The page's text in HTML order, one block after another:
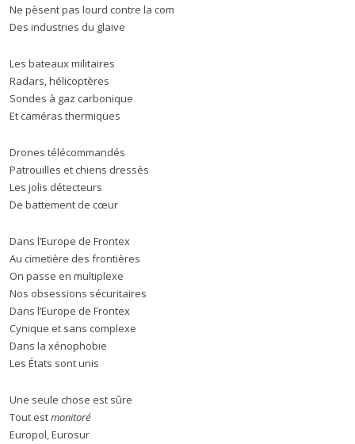
Ne pèsent pas lourd contre la com
Des industries du glaive
Les bateaux militaires
Radars, hélicoptères
Sondes à gaz carbonique
Et caméras thermiques
Drones télécommandés
Patrouilles et chiens dressés
Les jolis détecteurs
De battement de cœur
Dans l’Europe de Frontex
Au cimetière des frontières
On passe en multiplexe
Nos obsessions sécuritaires
Dans l’Europe de Frontex
Cynique et sans complexe
Dans la xénophobie
Les États sont unis
Une seule chose est sûre
Tout estmonitoré
Europol, Eurosur